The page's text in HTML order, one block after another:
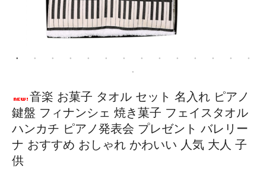
音楽 お菓子 タオル セット 名入れ ピアノ
鍵盤 フィナンシェ 焼き菓子 フェイスタオル
ハンカチ ピアノ発表会 プレゼント バレリー
ナ おすすめ おしゃれ かわいい 人気 大人 子
供